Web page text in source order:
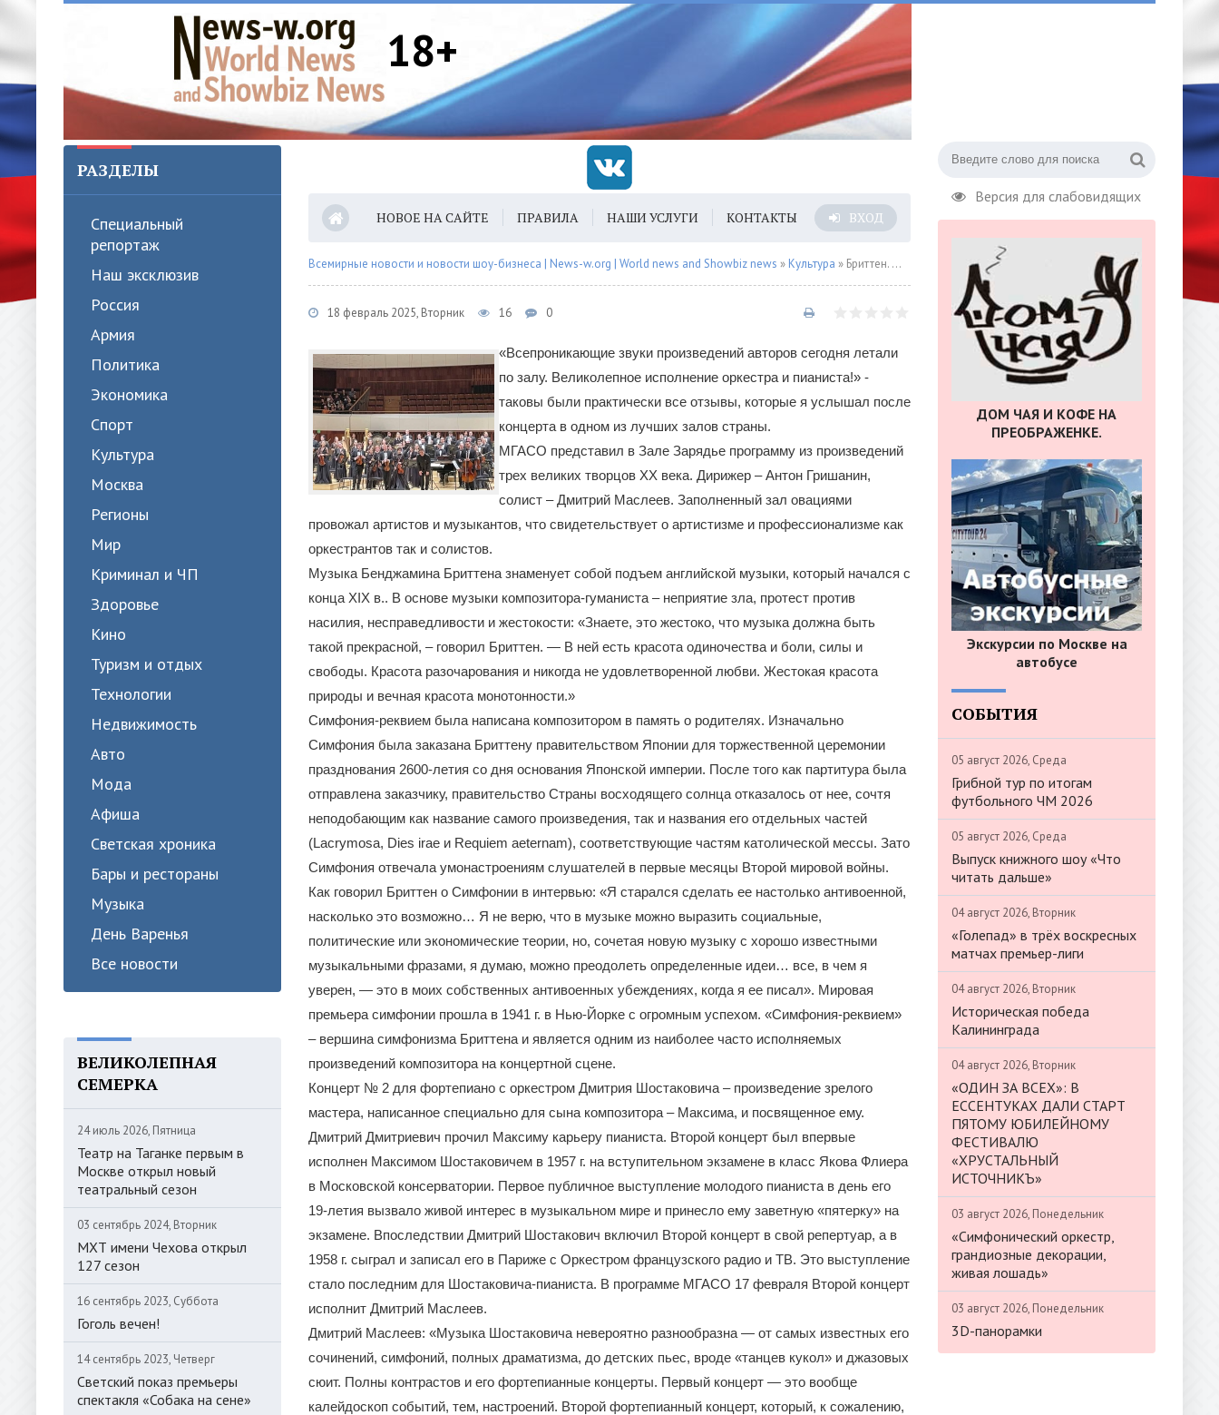
18+
Версия для слабовидящих
РАЗДЕЛЫ
Специальный
репортаж
Наш эксклюзив
Россия
Армия
Политика
Экономика
Спорт
Культура
Москва
Регионы
Мир
Криминал и ЧП
Здоровье
Кино
Туризм и отдых
Технологии
Недвижимость
Авто
Мода
Афиша
Светская хроника
Бары и рестораны
Музыка
День Варенья
Все новости
ВЕЛИКОЛЕПНАЯ
СЕМЕРКА
24 июль 2026, Пятница
Театр на Таганке первым в
Москве открыл новый
театральный сезон
03 сентябрь 2024, Вторник
МХТ имени Чехова открыл
127 сезон
16 сентябрь 2023, Суббота
Гоголь вечен!
14 сентябрь 2023, Четверг
Светский показ премьеры
спектакля «Собака на сене»
НОВОЕ НА САЙТЕ ПРАВИЛА НАШИ УСЛУГИ КОНТАКТЫ ВХОД
Всемирные новости и новости шоу-бизнеса | News-w.org | World news and Showbiz news » Культура » Бриттен. Шостакович. Стравинский.
18 февраль 2025, Вторник 16 0
«Всепроникающие звуки произведений авторов сегодня летали
по залу. Великолепное исполнение оркестра и пианиста!» -
таковы были практически все отзывы, которые я услышал после
концерта в одном из лучших залов страны.
МГАСО представил в Зале Зарядье программу из произведений
трех великих творцов XX века. Дирижер – Антон Гришанин,
солист – Дмитрий Маслеев. Заполненный зал овациями
провожал артистов и музыкантов, что свидетельствует о артистизме и профессионализме как
оркестрантов так и солистов.
Музыка Бенджамина Бриттена знаменует собой подъем английской музыки, который начался с
конца XIX в.. В основе музыки композитора-гуманиста – неприятие зла, протест против
насилия, несправедливости и жестокости: «Знаете, это жестоко, что музыка должна быть
такой прекрасной, – говорил Бриттен. — В ней есть красота одиночества и боли, силы и
свободы. Красота разочарования и никогда не удовлетворенной любви. Жестокая красота
природы и вечная красота монотонности.»
Симфония-реквием была написана композитором в память о родителях. Изначально
Симфония была заказана Бриттену правительством Японии для торжественной церемонии
празднования 2600-летия со дня основания Японской империи. После того как партитура была
отправлена заказчику, правительство Страны восходящего солнца отказалось от нее, сочтя
неподобающим как название самого произведения, так и названия его отдельных частей
(Lacrymosa, Dies irae и Requiem aeternam), соответствующие частям католической мессы. Зато
Симфония отвечала умонастроениям слушателей в первые месяцы Второй мировой войны.
Как говорил Бриттен о Симфонии в интервью: «Я старался сделать ее настолько антивоенной,
насколько это возможно… Я не верю, что в музыке можно выразить социальные,
политические или экономические теории, но, сочетая новую музыку с хорошо известными
музыкальными фразами, я думаю, можно преодолеть определенные идеи… все, в чем я
уверен, — это в моих собственных антивоенных убеждениях, когда я ее писал». Мировая
премьера симфонии прошла в 1941 г. в Нью-Йорке с огромным успехом. «Симфония-реквием»
– вершина симфонизма Бриттена и является одним из наиболее часто исполняемых
произведений композитора на концертной сцене.
Концерт № 2 для фортепиано с оркестром Дмитрия Шостаковича – произведение зрелого
мастера, написанное специально для сына композитора – Максима, и посвященное ему.
Дмитрий Дмитриевич прочил Максиму карьеру пианиста. Второй концерт был впервые
исполнен Максимом Шостаковичем в 1957 г. на вступительном экзамене в класс Якова Флиера
в Московской консерватории. Первое публичное выступление молодого пианиста в день его
19-летия вызвало живой интерес в музыкальном мире и принесло ему заветную «пятерку» на
экзамене. Впоследствии Дмитрий Шостакович включил Второй концерт в свой репертуар, а в
1958 г. сыграл и записал его в Париже с Оркестром французского радио и ТВ. Это выступление
стало последним для Шостаковича-пианиста. В программе МГАСО 17 февраля Второй концерт
исполнит Дмитрий Маслеев.
Дмитрий Маслеев: «Музыка Шостаковича невероятно разнообразна — от самых известных его
сочинений, симфоний, полных драматизма, до детских пьес, вроде «танцев кукол» и джазовых
сюит. Полны контрастов и его фортепианные концерты. Первый концерт — это вообще
калейдоскоп событий, тем, настроений. Второй фортепианный концерт, который, к сожалению,
ДОМ ЧАЯ И КОФЕ НА
ПРЕОБРАЖЕНКЕ.
Экскурсии по Москве на
автобусе
СОБЫТИЯ
05 август 2026, Среда
Грибной тур по итогам
футбольного ЧМ 2026
05 август 2026, Среда
Выпуск книжного шоу «Что
читать дальше»
04 август 2026, Вторник
«Голепад» в трёх воскресных
матчах премьер-лиги
04 август 2026, Вторник
Историческая победа
Калининграда
04 август 2026, Вторник
«ОДИН ЗА ВСЕХ»: В
ЕССЕНТУКАХ ДАЛИ СТАРТ
ПЯТОМУ ЮБИЛЕЙНОМУ
ФЕСТИВАЛЮ
«ХРУСТАЛЬНЫЙ
ИСТОЧНИКЪ»
03 август 2026, Понедельник
«Симфонический оркестр,
грандиозные декорации,
живая лошадь»
03 август 2026, Понедельник
3D-панорамки